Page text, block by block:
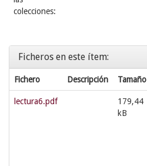
colecciones:
Ficheros en este ítem:
Fichero Descripción Tamaño
lectura6.pdf
179,44
kB